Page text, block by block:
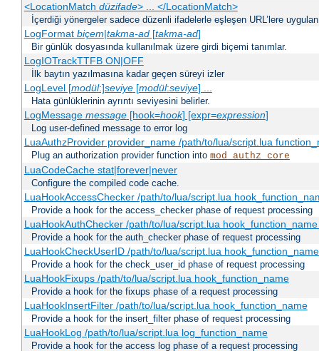
<LocationMatch düzifade> ... </LocationMatch>
İçerdiği yönergeler sadece düzenli ifadelerle eşleşen URL’lere
LogFormat biçem|takma-ad[takma-ad]
Bir günlük dosyasında kullanılmak üzere girdi biçemi tanımlar.
LogIOTrackTTFB ON|OFF
İlk baytın yazılmasına kadar geçen süreyi izler
LogLevel [modül:]seviye[modül:seviye] ...
Hata günlüklerinin ayrıntı seviyesini belirler.
LogMessage message[hook=hook] [expr=expression]
Log user-defined message to error log
LuaAuthzProvider provider_name /path/to/lua/script.lua
Plug an authorization provider function into mod_authz_core
LuaCodeCache stat|forever|never
Configure the compiled code cache.
LuaHookAccessChecker /path/to/lua/script.lua
Provide a hook for the access_checker phase of request processing
LuaHookAuthChecker /path/to/lua/script.lua
Provide a hook for the auth_checker phase of request processing
LuaHookCheckUserID /path/to/lua/script.lua
Provide a hook for the check_user_id phase of request processing
LuaHookFixups /path/to/lua/script.lua hook_function_name
Provide a hook for the fixups phase of a request processing
LuaHookInsertFilter /path/to/lua/script.lua hook_function_name
Provide a hook for the insert_filter phase of request processing
LuaHookLog /path/to/lua/script.lua log_function_name
Provide a hook for the access log phase of a request processing